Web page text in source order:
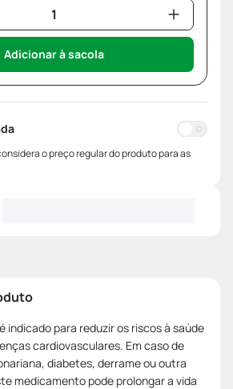
Adicionar à sacola
o preço regular do produto para as
indicado para reduzir os riscos à saúde
cardiovasculares. Em caso de
diabetes, derrame ou outra
medicamento pode prolongar a vida